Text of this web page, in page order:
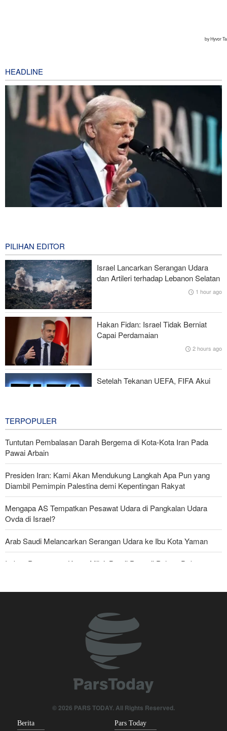
HEADLINE
Gharibabadi: Kesepahaman Iran–Oman Bukan Berarti
Pembukaan Penuh Selat Hormuz
Trump Ancam Wartawan AS yang Bocorkan Informasi dengan
Hukuman Penjara Panjang
Iran dan Irak Kembangan Kerja Sama Ilmiah, Penelitian, dan
Budaya
Yedioth Ahronoth: 170 Ribu Ajukan Terapi Jiwa, 66 Kasus Bunuh
Diri
PILIHAN EDITOR
Israel Lancarkan Serangan Udara
dan Artileri terhadap Lebanon Selatan
1 hour ago
Hakan Fidan: Israel Tidak Berniat
Capai Perdamaian
2 hours ago
Setelah Tekanan UEFA, FIFA Akui
TERPOPULER
Tuntutan Pembalasan Darah Bergema di Kota-Kota Iran Pada
Pawai Arbain
Presiden Iran: Kami Akan Mendukung Langkah Apa Pun yang
Diambil Pemimpin Palestina demi Kepentingan Rakyat
Mengapa AS Tempatkan Pesawat Udara di Pangkalan Udara
Ovda di Israel?
Arab Saudi Melancarkan Serangan Udara ke Ibu Kota Yaman
Imbas Pernyataan Kasar Milei; Brasil Panggil Pulang Dubes
Militer Yaman Serang Kapal Tanker Minyak Saudi
Tiga Tujuan AS di Balik Eskalasi, dan Mengapa Iran Tetap
Legislator Iran: AS Akan Segera Diusir dari Kawasan dan Semua
Pangkalan Terorisnya!
© 2026 PARS TODAY. All Rights Reserved.
Berita Pars Today